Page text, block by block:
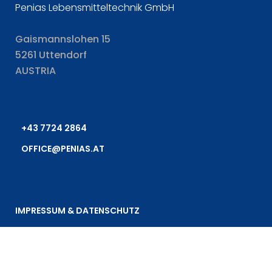
Penias Lebensmitteltechnik GmbH
Gaismannslohen 15
5261 Uttendorf
AUSTRIA
+43 7724 2864
OFFICE@PENIAS.AT
IMPRESSUM & DATENSCHUTZ